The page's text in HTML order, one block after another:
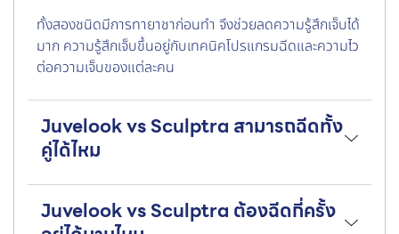
ทั้งสองชนิดมีการทายาชาก่อนทำ จึงช่วยลดความรู้สึกเจ็บได้
มาก ความรู้สึกเจ็บขึ้นอยู่กับเทคนิคโปรแกรมฉีดและความไว
ต่อความเจ็บของแต่ละคน
Juvelook vs Sculptra สามารถฉีดทั้ง
คู่ได้ไหม
Juvelook vs Sculptra ต้องฉีดกี่ครั้ง